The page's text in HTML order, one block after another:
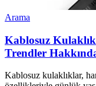
Arama
Kablosuz
Trendler
Kablosuz kulaklıklar,